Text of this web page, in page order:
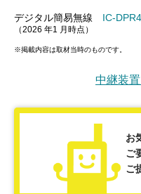
デジタル簡易無線 IC-
（2026 年1 月時点）
※掲載内容は取材当時のものです。
中継装
お
ご
ご